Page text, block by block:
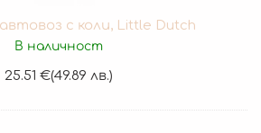
Dutch
с коли, Little Dutch
В наличност
25.51 €(49.89 лв.)